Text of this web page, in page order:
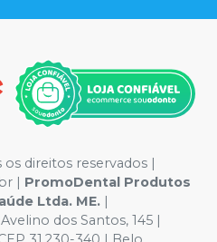
direitos reservados |
| PromoDental Produtos
Ltda. ME. |
dos Santos, 145 |